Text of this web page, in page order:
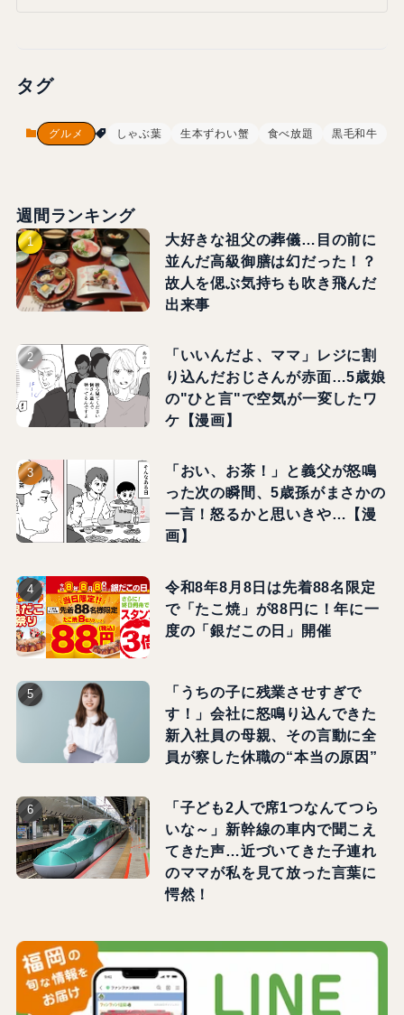
タグ
グルメ しゃぶ葉 生本ずわい蟹 食べ放題 黒毛和牛
週間ランキング
大好きな祖父の葬儀…目の前に
並んだ高級御膳は幻だった！？
故人を偲ぶ気持ちも吹き飛んだ
出来事
「いいんだよ、ママ」レジに割
り込んだおじさんが赤面…5歳娘
の"ひと言"で空気が一変したワ
ケ【漫画】
「おい、お茶！」と義父が怒鳴
った次の瞬間、5歳孫がまさかの
一言！怒るかと思いきや…【漫
画】
令和8年8月8日は先着88名限定
で「たこ焼」が88円に！年に一
度の「銀だこの日」開催
「うちの子に残業させすぎで
す！」会社に怒鳴り込んできた
新入社員の母親、その言動に全
員が察した休職の“本当の原因”
「子ども2人で席1つなんてつら
いな～」新幹線の車内で聞こえ
てきた声…近づいてきた子連れ
のママが私を見て放った言葉に
愕然！